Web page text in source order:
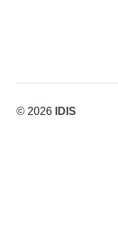
© 2026 IDIS